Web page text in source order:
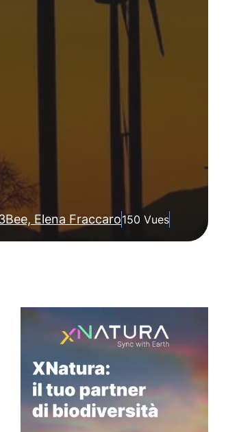
Elena Fraccaro150 Vues